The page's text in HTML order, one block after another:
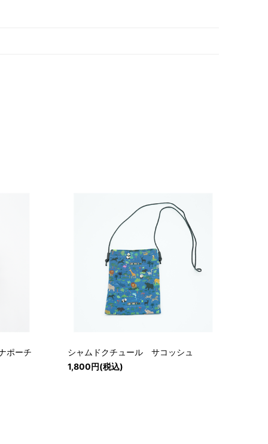
ポーチ
シャムドクチュール サコッシュ
1,800円(税込)